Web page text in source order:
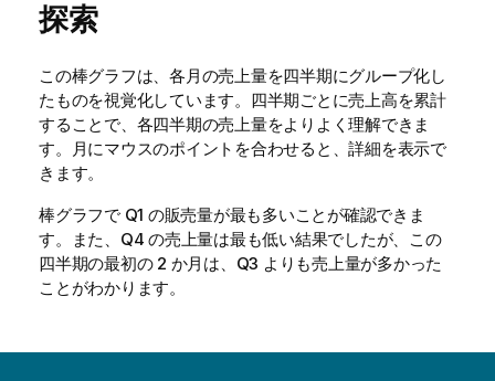
探索
この棒グラフは、各月の売上量を四半期にグループ化し
たものを視覚化しています。四半期ごとに売上高を累計
することで、各四半期の売上量をよりよく理解できま
す。月にマウスのポイントを合わせると、詳細を表示で
きます。
棒グラフで Q1 の販売量が最も多いことが確認できま
す。また、 Q4 の売上量は最も低い結果でしたが、この
四半期の最初の 2 か月は、 Q3 よりも売上量が多かった
ことがわかります。